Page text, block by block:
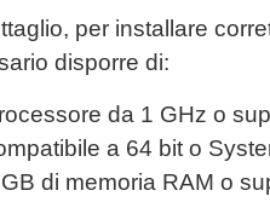
per installare
disporre di:
da 1 GHz o
a 64 bit o
di memoria RAM o